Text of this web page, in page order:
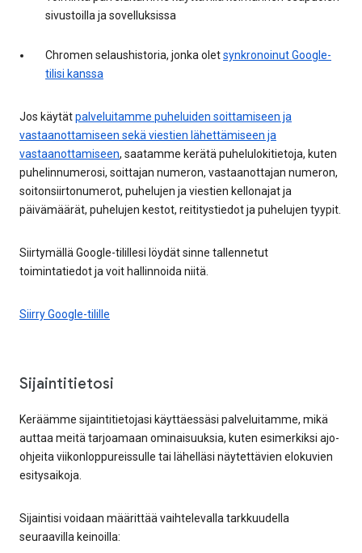
sivustoilla ja sovelluksissa
Chromen selaushistoria, jonka oletsynkronoinut Google-
tilisi kanssa
Jos käytätpalveluitamme puheluiden soittamiseen ja
vastaanottamiseen sekä viestien lähettämiseen ja
vastaanottamiseen, saatamme kerätä puhelulokitietoja, kuten
puhelinnumerosi, soittajan numeron, vastaanottajan numeron,
soitonsiirtonumerot, puhelujen ja viestien kellonajat ja
päivämäärät, puhelujen kestot, reititystiedot ja puhelujen tyypit.
Siirtymällä Google-tilillesi löydät sinne tallennetut
toimintatiedot ja voit hallinnoida niitä.
Siirry Google-tilille
Sijaintitietosi
Keräämme sijaintitietojasi käyttäessäsi palveluitamme, mikä
auttaa meitä tarjoamaan ominaisuuksia, kuten esimerkiksi ajo-
ohjeita viikonloppureissulle tai lähelläsi näytettävien elokuvien
esitysaikoja.
Sijaintisi voidaan määrittää vaihtelevalla tarkkuudella
seuraavilla keinoilla: